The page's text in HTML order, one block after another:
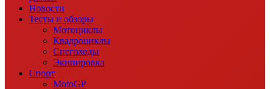
Новости
Тесты и обзоры
Мотоциклы
Квадроциклы
Снегоходы
Экипировка
Спорт
MotoGP